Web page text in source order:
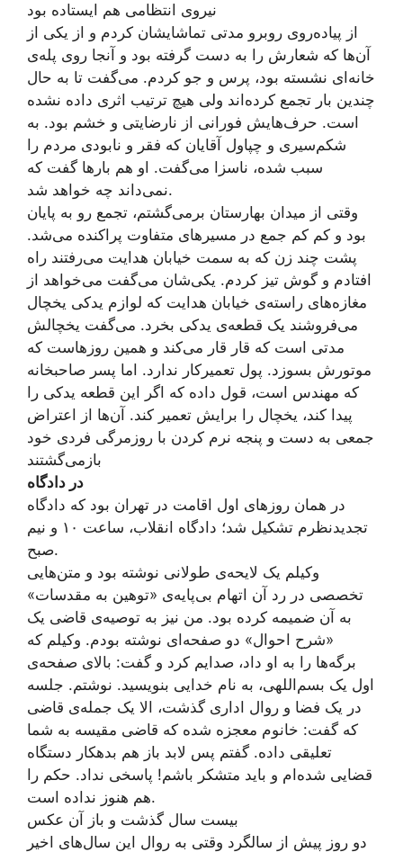
نیروی انتظامی هم ایستاده بود
از پیاده‌روی روبرو مدتی تماشایشان کردم و از یکی از
آن‌ها که شعارش را به دست گرفته بود و آنجا روی پله‌ی
خانه‌ای نشسته بود، پرس و جو کردم. می‌گفت تا به حال
چندین بار تجمع کرده‌اند ولی هیچ ترتیب اثری داده نشده
است. حرف‌هایش فورانی از نارضایتی و خشم بود. به
شکم‌سیری و چپاول آقایان که فقر و نابودی مردم را
سبب شده، ناسزا می‌گفت. او هم بارها گفت که
نمی‌داند چه خواهد شد.
وقتی از میدان بهارستان برمی‌گشتم، تجمع رو به پایان
بود و کم کم جمع در مسیرهای متفاوت پراکنده می‌شد.
پشت چند زن که به سمت خیابان هدایت می‌رفتند راه
افتادم و گوش تیز کردم. یکی‌شان می‌گفت می‌خواهد از
مغازه‌های راسته‌ی خیابان هدایت که لوازم یدکی یخچال
می‌فروشند یک قطعه‌ی یدکی بخرد. می‌گفت یخچالش
مدتی ا‌ست که قار قار می‌کند و همین روزهاست که
موتورش بسوزد. پول تعمیرکار ندارد. اما پسر صاحبخانه‌
که مهندس است، قول داده که اگر این قطعه یدکی را
پیدا کند، یخچال را برایش تعمیر کند. آن‌ها از اعتراض
جمعی به دست و پنجه نرم کردن با روزمرگی فردی خود
بازمی‌گشتند
در دادگاه
در همان روزهای اول اقامت در تهران بود که دادگاه
تجدیدنظرم تشکیل شد؛ دادگاه انقلاب، ساعت ۱۰ و نیم
صبح.
وکیلم یک لایحه‌ی طولانی نوشته بود و متن‌هایی
تخصصی در رد آن اتهام بی‌پایه‌ی «توهین به مقدسات»
به آن ضمیمه کرده بود. من نیز به توصیه‌ی قاضی یک
«شرح احوال» دو صفحه‌ای نوشته بودم. وکیلم که
برگه‌ها را به او داد، صدایم کرد و گفت: بالای صفحه‌ی
اول یک بسم‌اللهی، به نام خدایی بنویسید. نوشتم. جلسه
در یک فضا و روال اداری گذشت، الا یک جمله‌ی قاضی
که گفت: خانوم معجزه شده که قاضی مقیسه به شما
تعلیقی داده. گفتم پس لابد باز هم بدهکار دستگاه
قضایی شده‌ام و باید متشکر باشم! پاسخی نداد. حکم را
هم هنوز نداده است.
بیست سال گذشت و باز آن عکس
دو روز پیش از سالگرد وقتی به روال این سال‌های اخیر